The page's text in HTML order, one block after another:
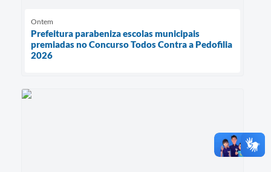
Ontem
Prefeitura parabeniza escolas municipais
premiadas no Concurso Todos Contra a Pedofilia
2026